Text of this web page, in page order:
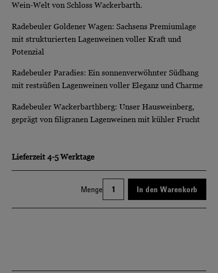
Wein-Welt von Schloss Wackerbarth.
Radebeuler Goldener Wagen: Sachsens Premiumlage
mit strukturierten Lagenweinen voller Kraft und
Potenzial
Radebeuler Paradies: Ein sonnenverwöhnter Südhang
mit restsüßen Lagenweinen voller Eleganz und Charme
Radebeuler Wackerbarthberg: Unser Hausweinberg,
geprägt von filigranen Lagenweinen mit kühler Frucht
Lieferzeit 4-5 Werktage
Menge In den Warenkorb